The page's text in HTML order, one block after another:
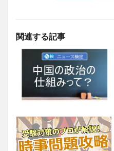
関連する記事